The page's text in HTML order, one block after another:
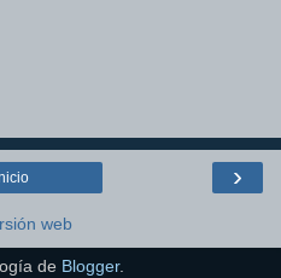
›
web
de Blogger.